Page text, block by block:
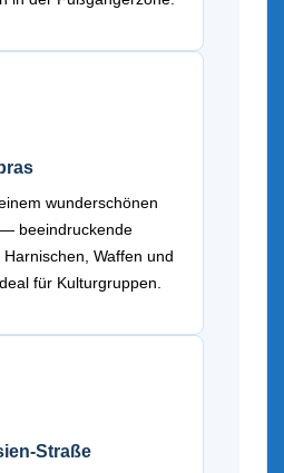
wunderschönen
beeindruckende
Waffen und
für Kulturgruppen.
Straße